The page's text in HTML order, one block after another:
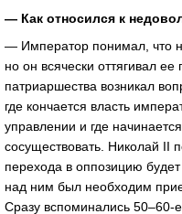
— Как относился к
— Император понимал, что
но он всячески оттягивал
патриаршества возникал
где кончается власть
управлении и где
сосуществовать. Николай II
перехода в оппозицию
над ним был необходим
Сразу вспоминались 50–60-